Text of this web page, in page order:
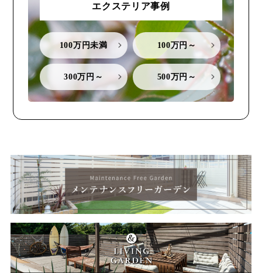
エクステリア事例
100万円未満 100万円～
300万円～ 500万円～